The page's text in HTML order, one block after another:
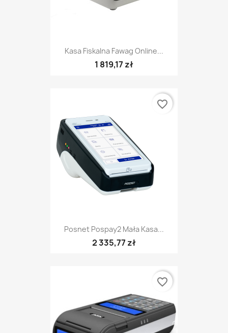
Kasa Fiskalna Fawag Online...
1 819,17 zł
Posnet Pospay2 Mała Kasa...
2 335,77 zł
favorite_border
favorite_border